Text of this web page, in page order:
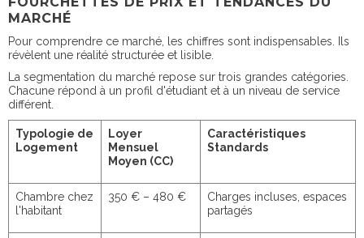
MARCHÉ
Pour comprendre ce marché, les chiffres sont indispensables. Ils
révèlent une réalité structurée et lisible.
La segmentation du marché repose sur trois grandes catégories.
Chacune répond à un profil d'étudiant et à un niveau de service
différent.
Typologie de
Logement
Loyer
Mensuel
Moyen (CC)
Caractéristiques
Standards
Chambre chez
l'habitant
350 € – 480 €
Charges incluses, espaces
partagés